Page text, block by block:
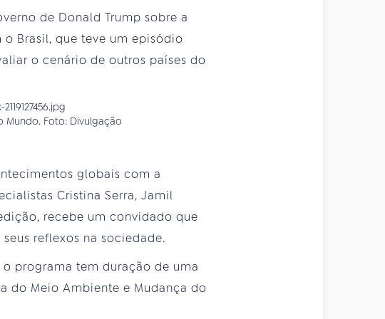
de Donald Trump sobre a
Brasil, que teve um episódio
o cenário de outros países do
Mundo. Foto: Divulgação
globais com a
Cristina Serra, Jamil
recebe um convidado que
reflexos na sociedade.
o programa tem duração de uma
do Meio Ambiente e Mudança do